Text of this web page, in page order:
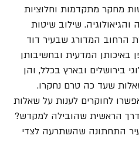
מחקר מתקדמות וחלוציות
שילוב שיטות
הרחוב המדורג שבעיר דוד
באיכותן המדעית ובחשיבותן
בירושלים ובארץ בכלל, והן
שעד כה טרם נחקרו.
לחוקרים לענות על שאלות
הראשית שהובילה למקדש?
התחתונה שהשתרעה לצדי